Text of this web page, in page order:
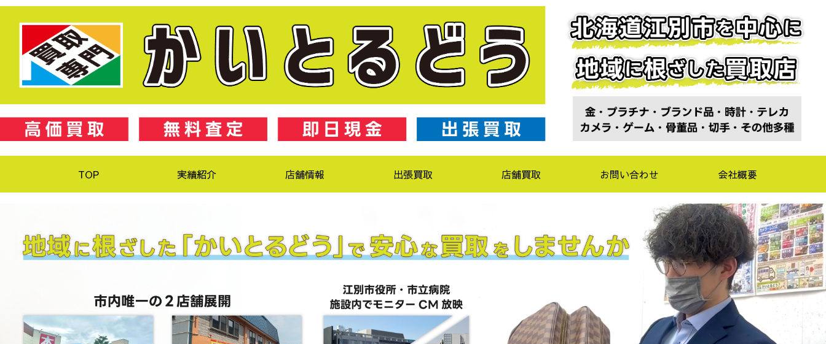
TOP 実績紹介 店舗情報 出張買取 店舗買取 お問い合わせ 会社概要